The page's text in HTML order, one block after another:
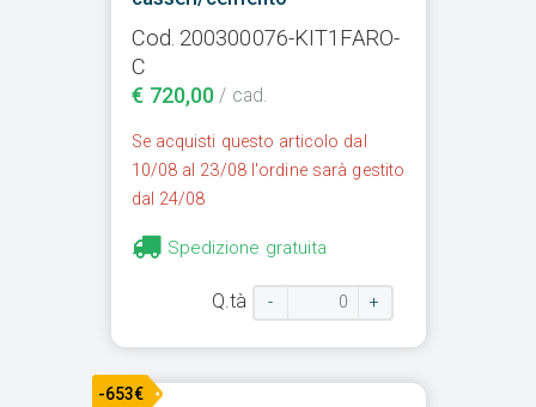
Cod. 200300076-KIT1FARO-
C
€ 720,00 / cad.
Se acquisti questo articolo dal
10/08 al 23/08 l'ordine sarà gestito
dal 24/08
Spedizione gratuita
Q.tà - +
-653€